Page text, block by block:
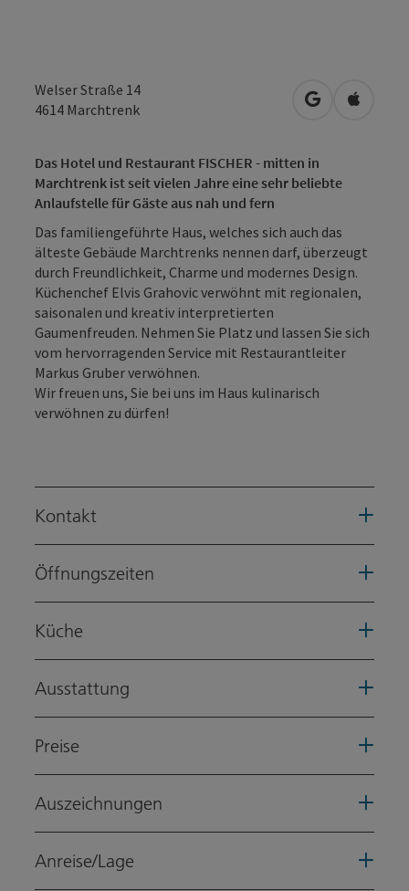
Welser Straße 14
4614 Marchtrenk in Google
in
Das Hotel und Restaurant FISCHER - mitten in
Marchtrenk ist seit vielen Jahre eine sehr beliebte
Anlaufstelle für Gäste aus nah und fern
Das familiengeführte Haus, welches sich auch das
älteste Gebäude Marchtrenks nennen darf, überzeugt
durch Freundlichkeit, Charme und modernes Design.
Küchenchef Elvis Grahovic verwöhnt mit regionalen,
saisonalen und kreativ interpretierten
Gaumenfreuden. Nehmen Sie Platz und lassen Sie sich
vom hervorragenden Service mit Restaurantleiter
Markus Gruber verwöhnen.
Wir freuen uns, Sie bei uns im Haus kulinarisch
verwöhnen zu dürfen!
Kontakt
Öffnungszeiten
Küche
Ausstattung
Preise
Auszeichnungen
Anreise/Lage